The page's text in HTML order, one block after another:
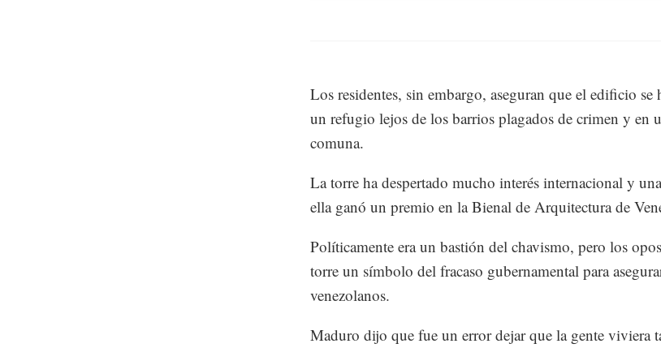
Los residentes, sin embargo, aseguran que el edificio se
un refugio lejos de los barrios plagados de crimen y en
comuna.
La torre ha despertado mucho interés internacional y
ella ganó un premio en la Bienal de Arquitectura de
Políticamente era un bastión del chavismo, pero los
torre un símbolo del fracaso gubernamental para
venezolanos.
Maduro dijo que fue un error dejar que la gente viviera